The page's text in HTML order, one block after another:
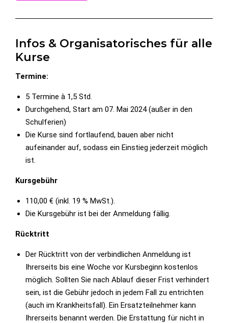
Infos & Organisatorisches für alle
Kurse
Termine:
5 Termine à 1,5 Std.
Durchgehend, Start am 07. Mai 2024 (außer in den
Schulferien)
Die Kurse sind fortlaufend, bauen aber nicht
aufeinander auf, sodass ein Einstieg jederzeit möglich
ist.
Kursgebühr
110,00 € (inkl. 19 % MwSt.).
Die Kursgebühr ist bei der Anmeldung fällig.
Rücktritt
Der Rücktritt von der verbindlichen Anmeldung ist
Ihrerseits bis eine Woche vor Kursbeginn kostenlos
möglich. Sollten Sie nach Ablauf dieser Frist verhindert
sein, ist die Gebühr jedoch in jedem Fall zu entrichten
(auch im Krankheitsfall). Ein Ersatzteilnehmer kann
Ihrerseits benannt werden. Die Erstattung für nicht in